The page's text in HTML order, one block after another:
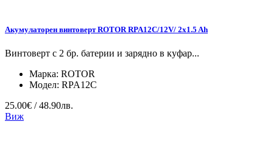
Акумулаторен винтоверт ROTOR RPA12C/12V/ 2x1.5 Ah
Винтоверт с 2 бр. батерии и зарядно в куфар...
Марка: ROTOR
Модел: RPA12C
25.00€ / 48.90лв.
Виж